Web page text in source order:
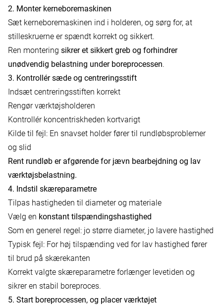
2. Monter kerneboremaskinen
Sæt kerneboremaskinen ind i holderen, og sørg for, at
stilleskruerne er spændt korrekt og sikkert.
Ren montering sikrer et sikkert greb og forhindrer
unødvendig belastning under boreprocessen.
3. Kontrollér sæde og centreringsstift
Indsæt centreringsstiften korrekt
Rengør værktøjsholderen
Kontrollér koncentriskheden kortvarigt
Kilde til fejl: En snavset holder fører til rundløbsproblemer
og slid
Rent rundløb er afgørende for jævn bearbejdning og lav
værktøjsbelastning.
4. Indstil skæreparametre
Tilpas hastigheden til diameter og materiale
Vælg en konstant tilspændingshastighed
Som en generel regel: jo større diameter, jo lavere hastighed
Typisk fejl: For høj tilspænding ved for lav hastighed fører
til brud på skærekanten
Korrekt valgte skæreparametre forlænger levetiden og
sikrer en stabil boreproces.
5. Start boreprocessen, og placer værktøjet